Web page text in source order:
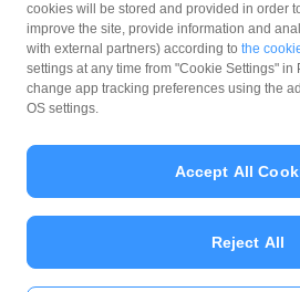
マネロン等基本方針
カスタマーハラスメントに関する当社の考え方
© PayPay
cookies will be stored and provided in order
improve the site, provide information and
with external partners) according to the
settings at any time from "Cookie Settings" in
change app tracking preferences using the
OS settings.
Reject All
Accept All